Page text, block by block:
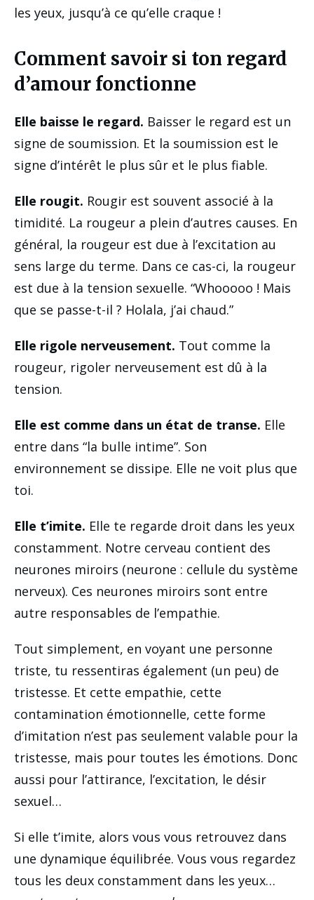
les yeux, jusqu’à ce qu’elle craque !
Comment savoir si ton regard
d’amour fonctionne
Elle baisse le regard. Baisser le regard est un
signe de soumission. Et la soumission est le
signe d’intérêt le plus sûr et le plus fiable.
Elle rougit. Rougir est souvent associé à la
timidité. La rougeur a plein d’autres causes. En
général, la rougeur est due à l’excitation au
sens large du terme. Dans ce cas-ci, la rougeur
est due à la tension sexuelle. “Whooooo ! Mais
que se passe-t-il ? Holala, j’ai chaud.”
Elle rigole nerveusement. Tout comme la
rougeur, rigoler nerveusement est dû à la
tension.
Elle est comme dans un état de transe. Elle
entre dans “la bulle intime”. Son
environnement se dissipe. Elle ne voit plus que
toi.
Elle t’imite. Elle te regarde droit dans les yeux
constamment. Notre cerveau contient des
neurones miroirs (neurone : cellule du système
nerveux). Ces neurones miroirs sont entre
autre responsables de l’empathie.
Tout simplement, en voyant une personne
triste, tu ressentiras également (un peu) de
tristesse. Et cette empathie, cette
contamination émotionnelle, cette forme
d’imitation n’est pas seulement valable pour la
tristesse, mais pour toutes les émotions. Donc
aussi pour l’attirance, l’excitation, le désir
sexuel…
Si elle t’imite, alors vous vous retrouvez dans
une dynamique équilibrée. Vous vous regardez
tous les deux constamment dans les yeux…